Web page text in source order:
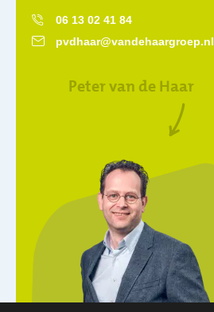
06 13 02 41 84
pvdhaar@vandehaargroep.nl
Peter van de Haar